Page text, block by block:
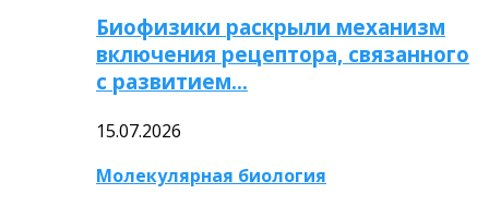
Биофизики раскрыли механизм
включения рецептора, связанного
с развитием…
15.07.2026
Молекулярная биология